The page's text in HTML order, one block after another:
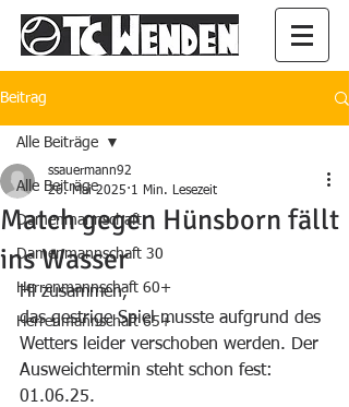
Beitrag
Alle Beiträge
Damenmannschaft
Damenmannschaft 30
Herrenmannschaft 60+
Herrenmannschaft 65+
Alle Beiträge
Match gegen Hünsborn fällt
ins Wasser
ssauermann92
26. Mai 2025 1 Min. Lesezeit
Hi zusammen,
das gestrige Spiel musste aufgrund des
Wetters leider verschoben werden. Der
Ausweichtermin steht schon fest:
01.06.25.